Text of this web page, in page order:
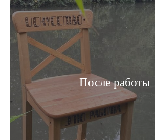
После работы